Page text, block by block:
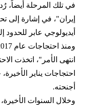
في تلك المرحلة أيضاً،
إيران"، في إشارة
أيديولوجي عابر للحدود
انتهى الأمر"، اتخذت
احتجاجات يناير
أجنحته.
وخلال السنوات